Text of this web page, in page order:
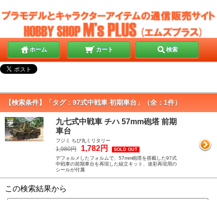
ホーム カート 検索
【検索条件】「タグ：97式中戦車 初期車台」（全：1件）
九七式中戦車 チハ 57mm砲塔 前期
車台
フジミ ちび丸ミリタリー
1,980円 1,782円 SOLD OUT
デフォルメしたフォルムで、57mm砲塔を搭載した97式
中戦車の前期車台を再現した組立キット、迷彩再現用の
シールが付属
この検索結果から